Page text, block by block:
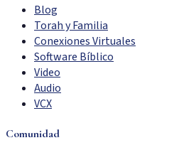
Blog
Torah y Familia
Conexiones Virtuales
Software Bíblico
Video
Audio
VCX
Comunidad